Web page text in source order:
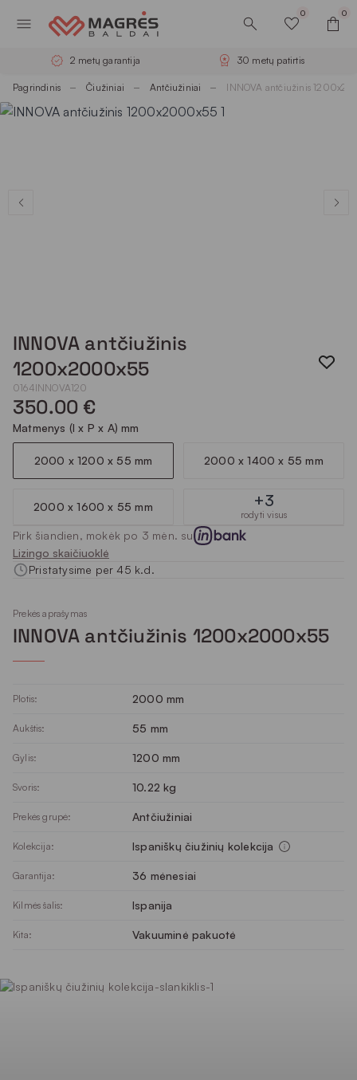
0 0
2 metų garantija 30 metų patirtis
Pagrindinis Čiužiniai Antčiužiniai INNOVA antčiužinis
INNOVA antčiužinis
1200x2000x55
0164INNOVA120
350.00 €
Matmenys (I x P x A) mm
2000 x 1200 x 55 mm 2000 x 1400 x 55 mm
2000 x 1600 x 55 mm +3
rodyti visus
Pirk šiandien, mokėk po 3 mėn. su
Lizingo skaičiuoklė
Pristatysime per 45 k.d.
Prekės aprašymas
INNOVA antčiužinis 1200x2000x55
Plotis: 2000 mm
Aukštis: 55 mm
Gylis: 1200 mm
Svoris: 10.22 kg
Prekės grupė: Antčiužiniai
Kolekcija: Ispaniškų čiužinių kolekcija
Garantija: 36 mėnesiai
Kilmės šalis: Ispanija
Kita: Vakuuminė pakuotė